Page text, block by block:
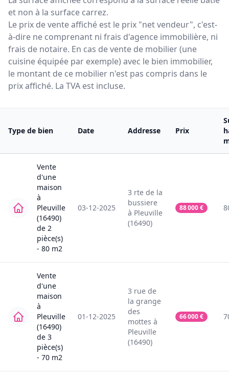
et non à la surface carrez.
Le prix de vente affiché est le prix "net vendeur", c'est-
à-dire ne comprenant ni frais d'agence immobilière, ni
frais de notaire. En cas de vente de mobilier (une
cuisine équipée par exemple) avec le bien immobilier,
le montant de ce mobilier n'est pas compris dans le
prix affiché. La TVA est incluse.
Type de bien Date Addresse Prix
Vente
d'une
maison
à
Pleuville
(16490)
de 2
pièce(s)
- 80 m2
03-12-2025
3 rte de la
bussiere
à Pleuville
(16490)
88 000€
Vente
d'une
maison
à
Pleuville
(16490)
de 3
pièce(s)
- 70 m2
01-12-2025
3 rue de
la grange
des
mottes à
Pleuville
(16490)
66 000€